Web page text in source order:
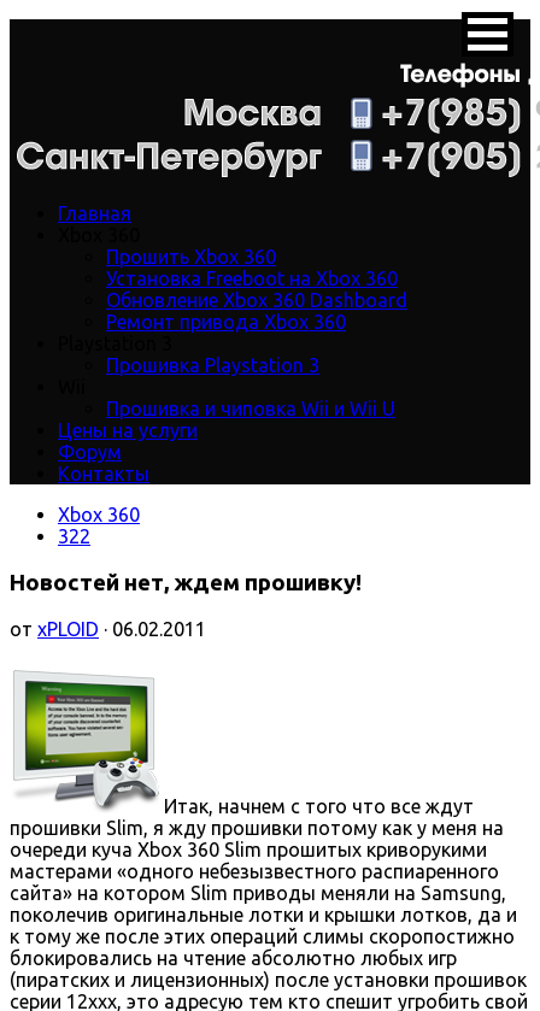
Главная
Прошить Xbox 360
Установка Freeboot на Xbox 360
Обновление Xbox 360 Dashboard
Ремонт привода Xbox 360
Прошивка Playstation 3
Прошивка и чиповка Wii и Wii U
Цены на услуги
Форум
Контакты
Xbox 360
322
Новостей нет, ждем прошивку!
от xPLOID · 06.02.2011
Итак, начнем с того что все ждут
прошивки Slim, я жду прошивки потому как у меня на
очереди куча Xbox 360 Slim прошитых криворукими
мастерами «одного небезызвестного распиаренного
сайта» на котором Slim приводы меняли на Samsung,
поколечив оригинальные лотки и крышки лотков, да и
к тому же после этих операций слимы скоропостижно
блокировались на чтение абсолютно любых игр
(пиратских и лицензионных) после установки прошивок
серии 12ххх, это адресую тем кто спешит угробить свой